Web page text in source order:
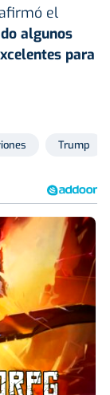
el
algunos
para
Trump